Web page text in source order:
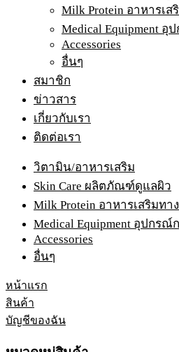
Milk Protein อาหารเ
Medical Equipment
Accessories
อื่นๆ
สมาชิก
ข่าวสาร
เกี่ยวกับเรา
ติดต่อเรา
วิตามิน/อาหารเสริม
Skin Care ผลิตภัณฑ์ดูแลผิว
Milk Protein อาหารเสริมท
Medical Equipment อุปกรณ์
Accessories
อื่นๆ
หน้าแรก
สินค้า
บัญชีของฉัน